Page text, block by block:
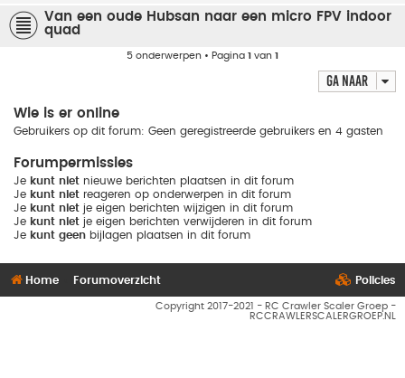
Van een oude Hubsan naar een micro FPV indoor
quad
5 onderwerpen • Pagina 1 van 1
Ga naar
Wie is er online
Gebruikers op dit forum: Geen geregistreerde gebruikers en 4 gasten
Forumpermissies
Je kunt niet nieuwe berichten plaatsen in dit forum
Je kunt niet reageren op onderwerpen in dit forum
Je kunt niet je eigen berichten wijzigen in dit forum
Je kunt niet je eigen berichten verwijderen in dit forum
Je kunt geen bijlagen plaatsen in dit forum
Home Forumoverzicht Policies
Copyright 2017-2021 - RC Crawler Scaler Groep -
RCCRAWLERSCALERGROEP.NL